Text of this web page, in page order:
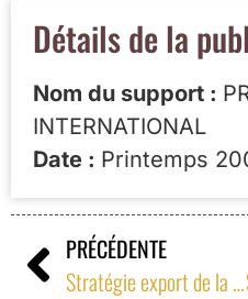
Détails de la
Nom du support :
INTERNATIONAL
Date : Printemps
PRÉCÉDENTE
Stratégie export de la bio française